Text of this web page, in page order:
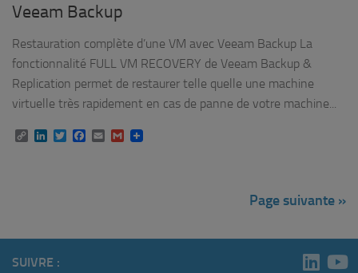
Veeam Backup
Restauration complète d’une VM avec Veeam Backup La
fonctionnalité FULL VM RECOVERY de Veeam Backup &
Replication permet de restaurer telle quelle une machine
virtuelle très rapidement en cas de panne de votre machine...
CopyLinkedIn
TwitterFacebook
EmailGmail
Page suivante »
SUIVRE :